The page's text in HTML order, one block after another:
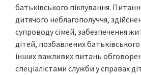
батьківського піклування.
дитячого неблагополуччя,
супроводу сімей, забезпечення
дітей, позбавлених
інших важливих питань
спеціалістами служби у справах